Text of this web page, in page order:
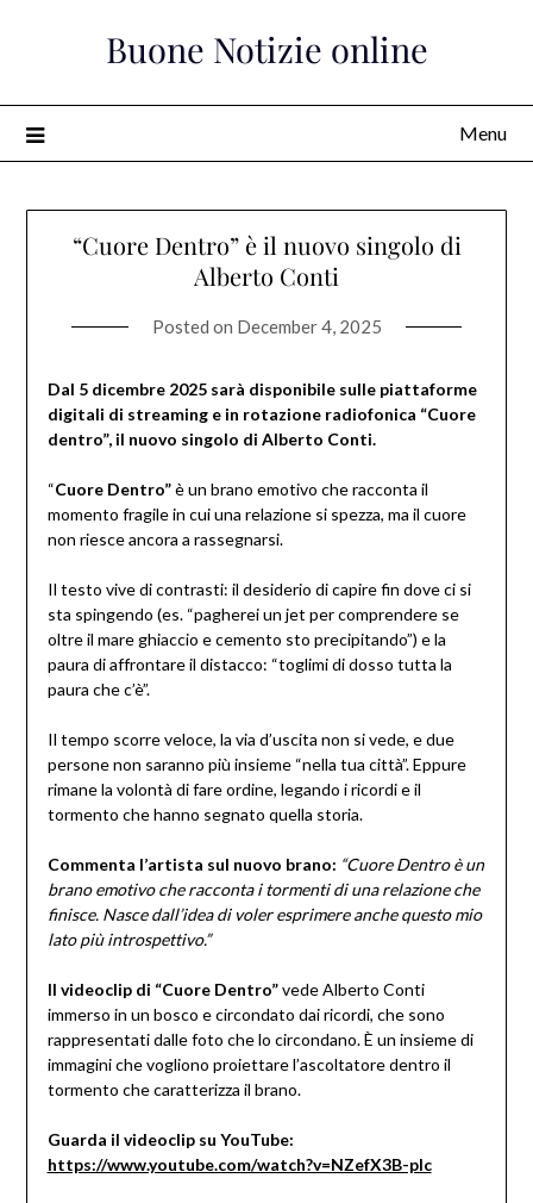
Buone Notizie online
Menu
“Cuore Dentro” è il nuovo singolo di
Alberto Conti
Posted on December 4, 2025
Dal 5 dicembre 2025 sarà disponibile sulle piattaforme
digitali di streaming e in rotazione radiofonica “Cuore
dentro”, il nuovo singolo di Alberto Conti.
“Cuore Dentro”è un brano emotivo che racconta il
momento fragile in cui una relazione si spezza, ma il cuore
non riesce ancora a rassegnarsi.
Il testo vive di contrasti: il desiderio di capire fin dove ci si
sta spingendo (es. “pagherei un jet per comprendere se
oltre il mare ghiaccio e cemento sto precipitando”) e la
paura di affrontare il distacco: “toglimi di dosso tutta la
paura che c’è”.
Il tempo scorre veloce, la via d’uscita non si vede, e due
persone non saranno più insieme “nella tua città”. Eppure
rimane la volontà di fare ordine, legando i ricordi e il
tormento che hanno segnato quella storia.
Commenta l’artista sul nuovo brano: “Cuore Dentro è un
brano emotivo che racconta i tormenti di una relazione che
finisce. Nasce dall’idea di voler esprimere anche questo mio
lato più introspettivo.”
Il videoclip di “Cuore Dentro”vede Alberto Conti
immerso in un bosco e circondato dai ricordi, che sono
rappresentati dalle foto che lo circondano. È un insieme di
immagini che vogliono proiettare l’ascoltatore dentro il
tormento che caratterizza il brano.
Guarda il videoclip su YouTube:
https://www.youtube.com/watch?v=NZefX3B-pIc